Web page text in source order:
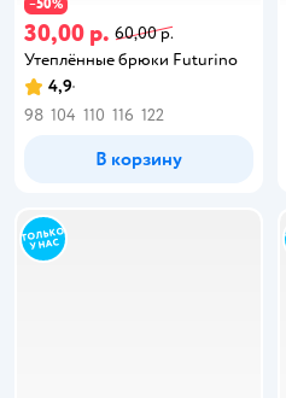
−50%
30,00 р. 60,00 р.
Утеплённые брюки Futurino
4,9
98 104 110 116 122
В корзину